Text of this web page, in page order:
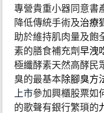
專營貴重小器同意書
降低傳統手術及治療
助於維持肌肉量及飽
素的膳食補充劑早洩
極纖酵素天然高酵民
臭的最基本除腳臭方
上市參加興櫃股票如
的歌聲有銀行繁瑣的